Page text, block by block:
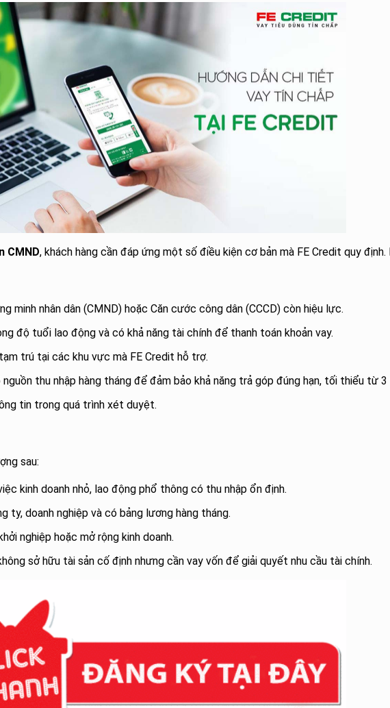
CMND, khách hàng cần đáp ứng một số điều kiện cơ bản mà FE Credit quy
minh nhân dân (CMND) hoặc Căn cước công dân (CCCD) còn hiệu lực.
độ tuổi lao động và có khả năng tài chính để thanh toán khoản vay.
trú tại các khu vực mà FE Credit hỗ trợ.
nguồn thu nhập hàng tháng để đảm bảo khả năng trả góp đúng hạn, tối thiểu từ
tin trong quá trình xét duyệt.
sau:
kinh doanh nhỏ, lao động phổ thông có thu nhập ổn định.
ty, doanh nghiệp và có bảng lương hàng tháng.
nghiệp hoặc mở rộng kinh doanh.
sở hữu tài sản cố định nhưng cần vay vốn để giải quyết nhu cầu tài chính.